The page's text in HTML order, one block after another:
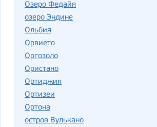
Озеро Федайя
озеро Эндине
Ольбия
Орвието
Оргозоло
Ористано
Ортиджия
Ортизеи
Ортона
остров Вулькано